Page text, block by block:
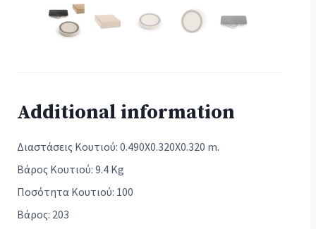
Additional information
Διαστάσεις Κουτιού: 0.490X0.320X0.320 m.
Βάρος Κουτιού: 9.4 Kg
Ποσότητα Κουτιού: 100
Βάρος: 203